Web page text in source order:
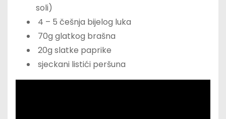
soli)
4 – 5 češnja bijelog luka
70g glatkog brašna
20g slatke paprike
sjeckani listići peršuna